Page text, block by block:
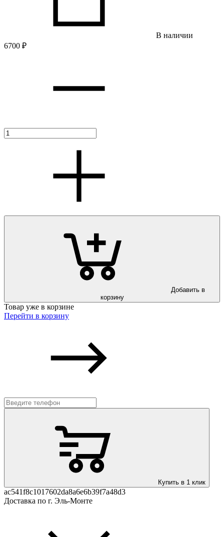
В наличии
6700 ₽
корзину
Товар уже в корзине
Перейти в корзину
Купить в 1 клик
ac541f8c1017602da8a6e6b39f7a48d3
Доставка по г. Эль-Монте